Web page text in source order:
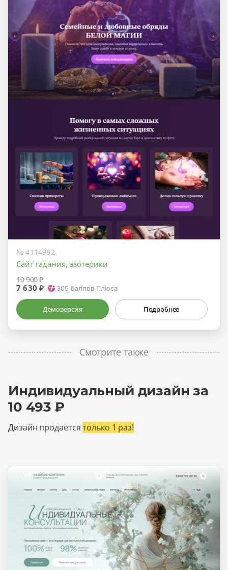
№ 4114982
Сайт гадания, эзотерики
10 900 ₽
7 630 ₽ 305 баллов Плюса
Демоверсия Подробнее
Смотрите также
Индивидуальный дизайн за
10 493 ₽
Дизайн продаетсятолько 1 раз!